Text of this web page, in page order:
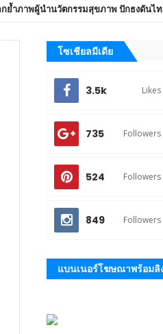
นวัตกรรมสุขภาพ ปักธงดันไทยสู่
โซเชียลมีเดีย
3.5k Likes
735 Followers
524 Followers
849 Followers
แบนเนอร์โฆษณาพร้อมลิ